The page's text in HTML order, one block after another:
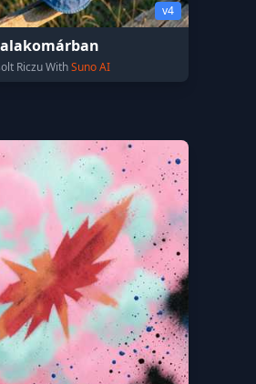
v4
Riczu WithSuno AI